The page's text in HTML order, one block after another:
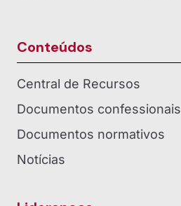
Conteúdos
Central de Recursos
Documentos confessionais
Documentos normativos
Notícias